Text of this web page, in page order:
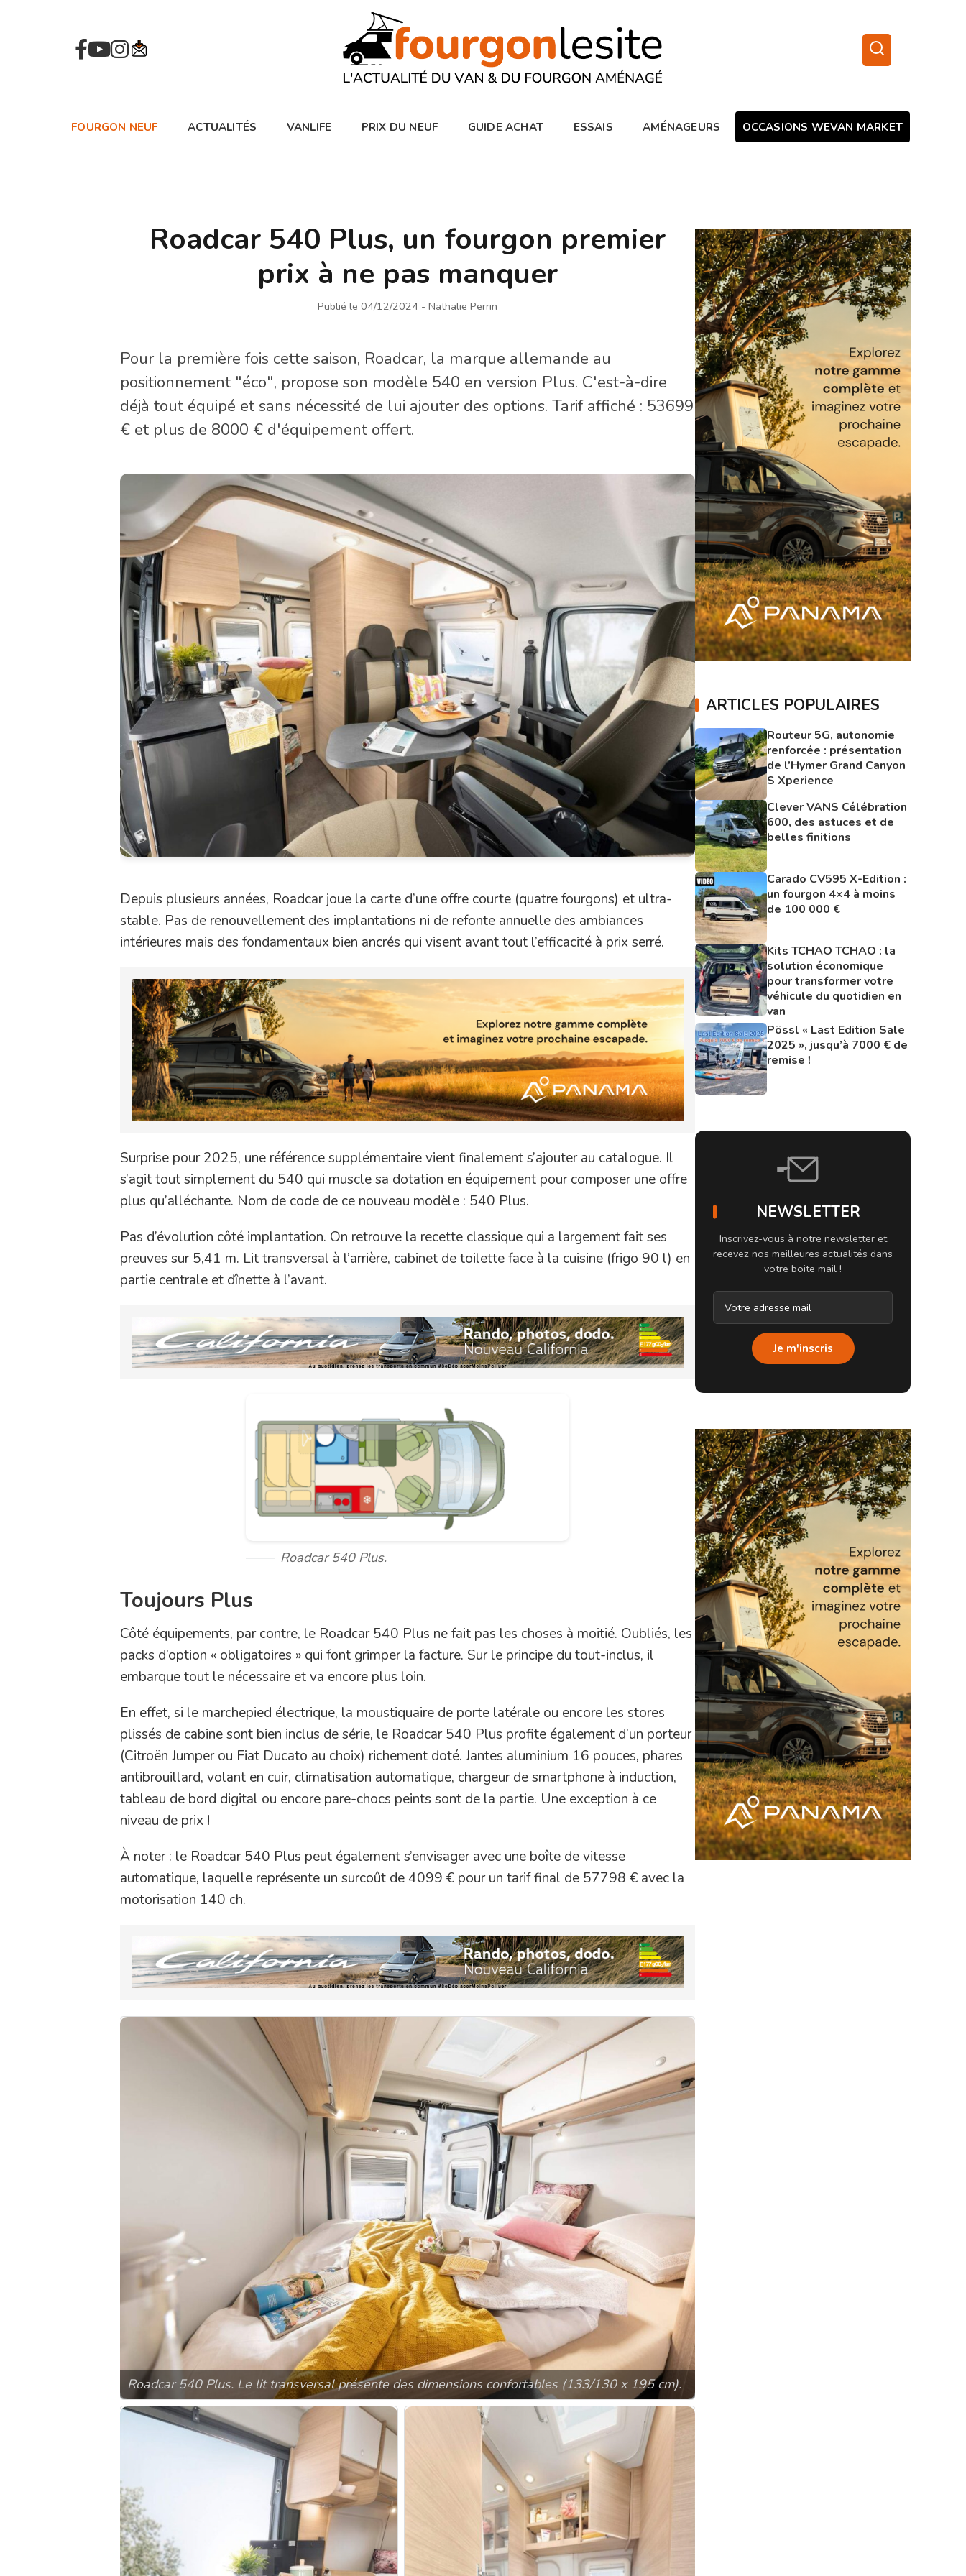
FOURGON NEUF ACTUALITÉS VANLIFE PRIX DU NEUF GUIDE ACHAT ESSAIS AMÉNAGEURS OCCASIONS WEVAN MARKET
Roadcar 540 Plus, un fourgon premier
prix à ne pas manquer
Publié le 04/12/2024 - Nathalie Perrin
Pour la première fois cette saison, Roadcar, la marque allemande au
positionnement "éco", propose son modèle 540 en version Plus. C'est-à-dire
déjà tout équipé et sans nécessité de lui ajouter des options. Tarif affiché : 53699
€ et plus de 8000 € d'équipement offert.
Depuis plusieurs années, Roadcar joue la carte d’une offre courte (quatre fourgons) et ultra-
stable. Pas de renouvellement des implantations ni de refonte annuelle des ambiances
intérieures mais des fondamentaux bien ancrés qui visent avant tout l’efficacité à prix serré.
Surprise pour 2025, une référence supplémentaire vient finalement s’ajouter au catalogue. Il
s’agit tout simplement du 540 qui muscle sa dotation en équipement pour composer une offre
plus qu’alléchante. Nom de code de ce nouveau modèle : 540 Plus.
Pas d’évolution côté implantation. On retrouve la recette classique qui a largement fait ses
preuves sur 5,41 m. Lit transversal à l’arrière, cabinet de toilette face à la cuisine (frigo 90 l) en
partie centrale et dînette à l’avant.
Roadcar 540 Plus.
Toujours Plus
Côté équipements, par contre, le Roadcar 540 Plus ne fait pas les choses à moitié. Oubliés, les
packs d’option « obligatoires » qui font grimper la facture. Sur le principe du tout-inclus, il
embarque tout le nécessaire et va encore plus loin.
En effet, si le marchepied électrique, la moustiquaire de porte latérale ou encore les stores
plissés de cabine sont bien inclus de série, le Roadcar 540 Plus profite également d’un porteur
(Citroën Jumper ou Fiat Ducato au choix) richement doté. Jantes aluminium 16 pouces, phares
antibrouillard, volant en cuir, climatisation automatique, chargeur de smartphone à induction,
tableau de bord digital ou encore pare-chocs peints sont de la partie. Une exception à ce
niveau de prix !
À noter : le Roadcar 540 Plus peut également s’envisager avec une boîte de vitesse
automatique, laquelle représente un surcoût de 4099 € pour un tarif final de 57798 € avec la
motorisation 140 ch.
Roadcar 540 Plus. Le lit transversal présente des dimensions confortables (133/130 x 195 cm).
ARTICLES POPULAIRES
Routeur 5G, autonomie
renforcée : présentation
de l’Hymer Grand Canyon
S Xperience
Clever VANS Célébration
600, des astuces et de
belles finitions
Carado CV595 X-Edition :
un fourgon 4×4 à moins
de 100 000 €
Kits TCHAO TCHAO : la
solution économique
pour transformer votre
véhicule du quotidien en
van
Pössl « Last Edition Sale
2025 », jusqu’à 7000 € de
remise !
NEWSLETTER
Inscrivez-vous à notre newsletter et
recevez nos meilleures actualités dans
votre boite mail !
Je m'inscris